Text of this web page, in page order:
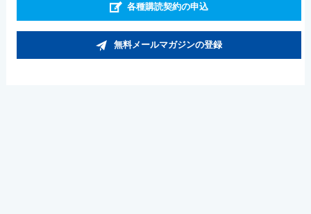
各種購読契約の申込
無料メールマガジンの登録